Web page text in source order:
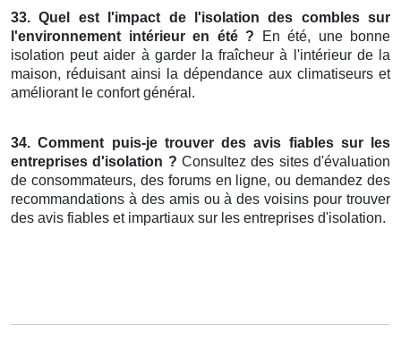
33. Quel est l'impact de l'isolation des combles sur
l'environnement intérieur en été ? En été, une bonne
isolation peut aider à garder la fraîcheur à l'intérieur de la
maison, réduisant ainsi la dépendance aux climatiseurs et
améliorant le confort général.
34. Comment puis-je trouver des avis fiables sur les
entreprises d'isolation ? Consultez des sites d'évaluation
de consommateurs, des forums en ligne, ou demandez des
recommandations à des amis ou à des voisins pour trouver
des avis fiables et impartiaux sur les entreprises d'isolation.